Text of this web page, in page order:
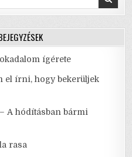
ígérete
el írni, hogy bekerüljek
A hódításban bármi
rasa